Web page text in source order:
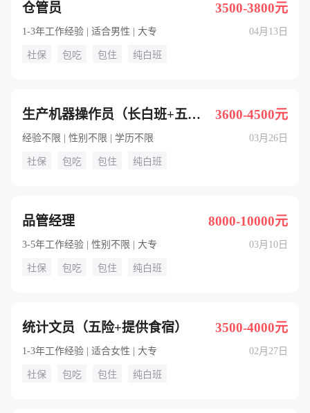
仓管员 3500-3800元
1-3年工作经验 | 适合男性 | 大专 04月13日
社保 包吃 包住 纯白班
生产机器操作员（长白班+五险+提供食宿） 3600-4500元
经验不限 | 性别不限 | 学历不限 03月26日
社保 包吃 包住 纯白班
品管经理 8000-10000元
3-5年工作经验 | 性别不限 | 大专 03月10日
社保 包吃 包住 纯白班
统计文员（五险+提供食宿） 3500-4000元
1-3年工作经验 | 适合女性 | 大专 02月27日
社保 包吃 包住 纯白班